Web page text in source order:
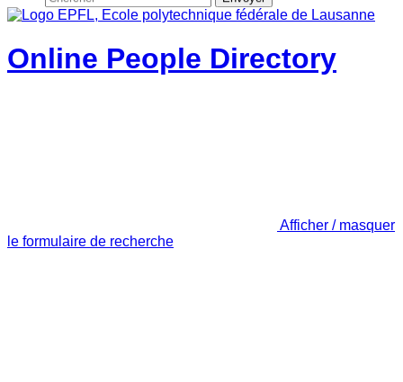
Online People Directory
Afficher / masquer
le formulaire de recherche